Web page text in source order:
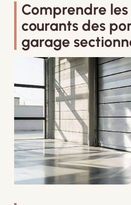
Comprendre
courants des
garage